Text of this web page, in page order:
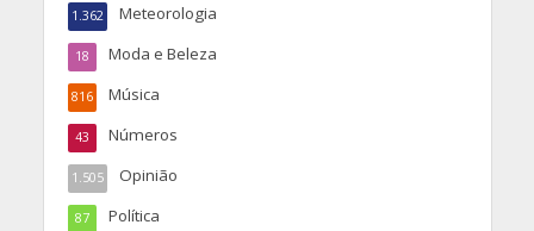
Meteorologia
1.362
Moda e Beleza
18
Música
816
Números
43
Opinião
1.505
Política
87